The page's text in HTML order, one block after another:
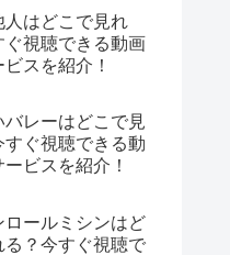
人はどこで見れ
ぐ視聴できる動画
スを紹介！
バレーはどこで見
すぐ視聴できる動
ビスを紹介！
ロールミシンはど
る？今すぐ視聴で